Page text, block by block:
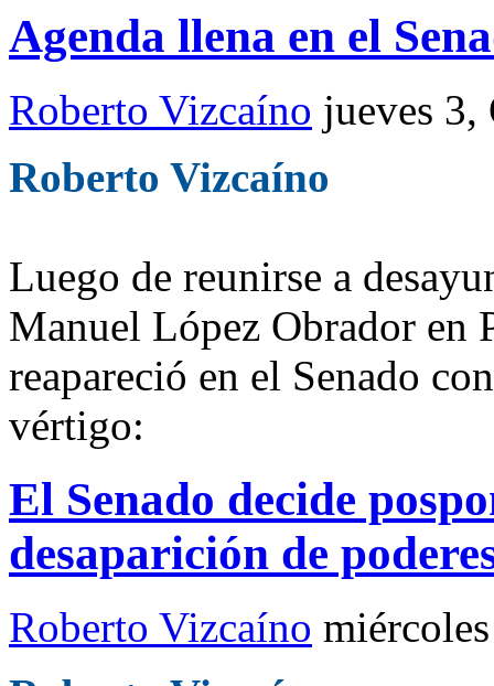
Agenda llena en el
Roberto Vizcaíno jueves 3,
Roberto Vizcaíno
Luego de reunirse a
Manuel López Obrador en
reapareció en el Senado
vértigo:
El Senado decide
desaparición de
Roberto Vizcaíno